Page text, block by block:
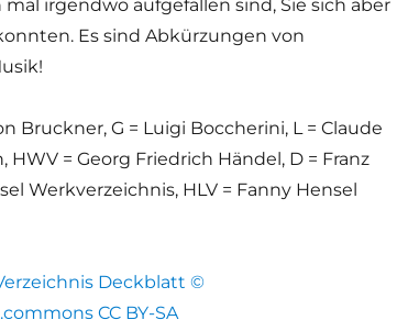
irgendwo aufgefallen sind, Sie sich aber
Es sind Abkürzungen von
Bruckner, G = Luigi Boccherini, L = Claude
HWV = Georg Friedrich Händel, D = Franz
Werkverzeichnis, HLV = Fanny Hensel